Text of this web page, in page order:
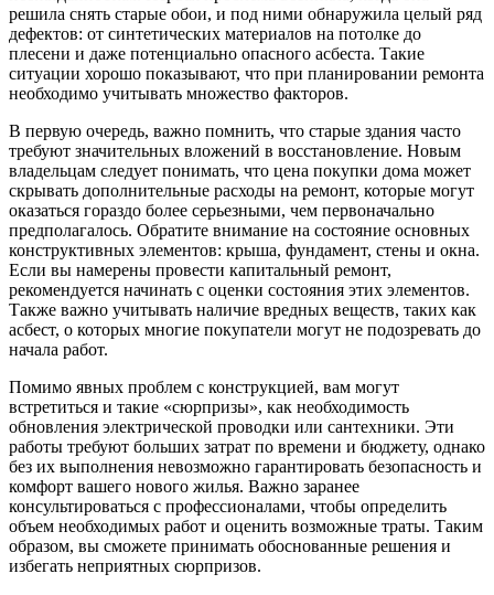
решила снять старые обои, и под ними обнаружила целый ряд
дефектов: от синтетических материалов на потолке до
плесени и даже потенциально опасного асбеста. Такие
ситуации хорошо показывают, что при планировании ремонта
необходимо учитывать множество факторов.
В первую очередь, важно помнить, что старые здания часто
требуют значительных вложений в восстановление. Новым
владельцам следует понимать, что цена покупки дома может
скрывать дополнительные расходы на ремонт, которые могут
оказаться гораздо более серьезными, чем первоначально
предполагалось. Обратите внимание на состояние основных
конструктивных элементов: крыша, фундамент, стены и окна.
Если вы намерены провести капитальный ремонт,
рекомендуется начинать с оценки состояния этих элементов.
Также важно учитывать наличие вредных веществ, таких как
асбест, о которых многие покупатели могут не подозревать до
начала работ.
Помимо явных проблем с конструкцией, вам могут
встретиться и такие «сюрпризы», как необходимость
обновления электрической проводки или сантехники. Эти
работы требуют больших затрат по времени и бюджету, однако
без их выполнения невозможно гарантировать безопасность и
комфорт вашего нового жилья. Важно заранее
консультироваться с профессионалами, чтобы определить
объем необходимых работ и оценить возможные траты. Таким
образом, вы сможете принимать обоснованные решения и
избегать неприятных сюрпризов.